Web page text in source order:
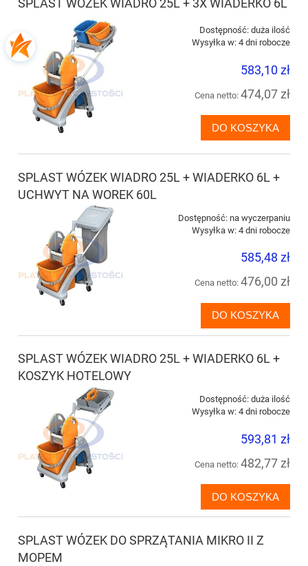
SPLAST WÓZEK WIADRO 25L + 3X WIADERKO 6L
Dostępność: duża ilość
Wysyłka w: 4 dni robocze
583,10 zł
Cena netto: 474,07 zł
DO KOSZYKA
SPLAST WÓZEK WIADRO 25L + WIADERKO 6L +
UCHWYT NA WOREK 60L
Dostępność: na wyczerpaniu
Wysyłka w: 4 dni robocze
585,48 zł
Cena netto: 476,00 zł
DO KOSZYKA
SPLAST WÓZEK WIADRO 25L + WIADERKO 6L +
KOSZYK HOTELOWY
Dostępność: duża ilość
Wysyłka w: 4 dni robocze
593,81 zł
Cena netto: 482,77 zł
DO KOSZYKA
SPLAST WÓZEK DO SPRZĄTANIA MIKRO II Z
MOPEM